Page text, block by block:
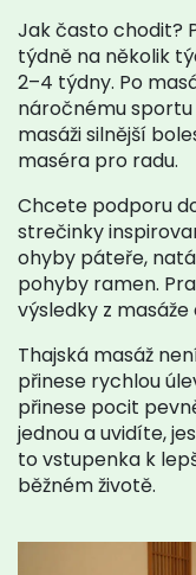
Jak často chodit?
týdně na několik
2–4 týdny. Po
náročnému
masáži silnější
maséra pro radu.
Chcete podporu
strečinky
ohyby páteře,
pohyby ramen.
výsledky z masáže
Thajská masáž
přinese rychlou
přinese pocit
jednou a uvidíte,
to vstupenka k
běžném životě.